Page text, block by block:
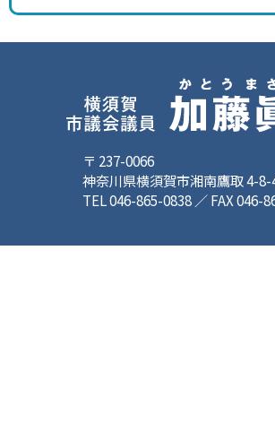
〒 237-0066
神奈川県横須賀市湘南鷹取 4-8-
TEL 046-865-0838 ／ FAX 046-